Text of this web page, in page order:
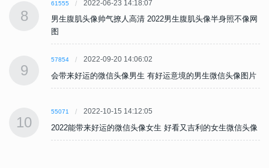
8
61555 2022-06-23 14:18:07
男生腹肌头像帅气撩人高清 2022男生腹肌头像半身照不像网
图
9
57854 2022-09-20 14:06:02
会带来好运的微信头像男生 有好运意境的男生微信头像图片
10
55071 2022-10-15 14:12:05
2022能带来好运的微信头像女生 好看又吉利的女生微信头像